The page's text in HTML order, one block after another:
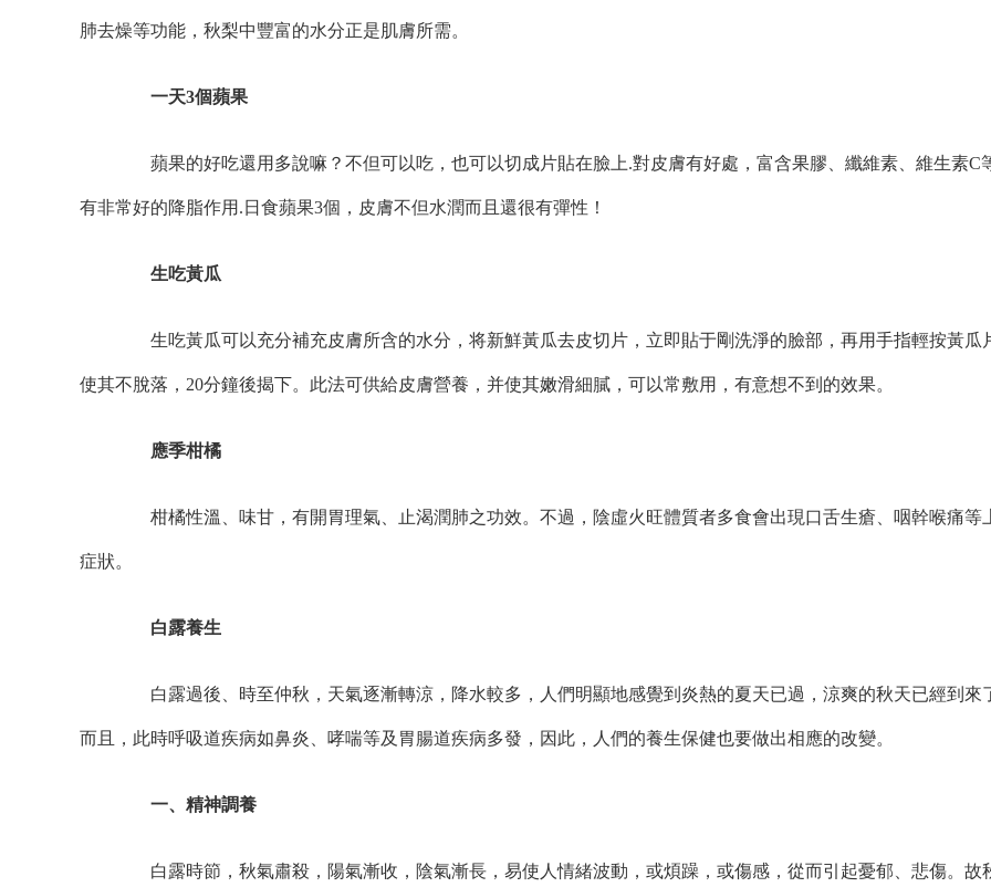
肺去燥等功能，秋梨中豐富的水分正是肌膚所需。
一天3個蘋果
蘋果的好吃還用多說嘛？不但可以吃，也可以切成片貼在臉上.對皮膚有好處，富含果膠、纖維素、維生素C
有非常好的降脂作用.日食蘋果3個，皮膚不但水潤而且還很有彈性！
生吃黃瓜
生吃黃瓜可以充分補充皮膚所含的水分，将新鮮黃瓜去皮切片，立即貼于剛洗淨的臉部，再用手指輕按黃瓜
使其不脫落，20分鐘後揭下。此法可供給皮膚營養，并使其嫩滑細膩，可以常敷用，有意想不到的效果。
應季柑橘
柑橘性溫、味甘，有開胃理氣、止渴潤肺之功效。不過，陰虛火旺體質者多食會出現口舌生瘡、咽幹喉痛等
症狀。
白露養生
白露過後、時至仲秋，天氣逐漸轉涼，降水較多，人們明顯地感覺到炎熱的夏天已過，涼爽的秋天已經到來
而且，此時呼吸道疾病如鼻炎、哮喘等及胃腸道疾病多發，因此，人們的養生保健也要做出相應的改變。
一、精神調養
白露時節，秋氣肅殺，陽氣漸收，陰氣漸長，易使人情緒波動，或煩躁，或傷感，從而引起憂郁、悲傷。故